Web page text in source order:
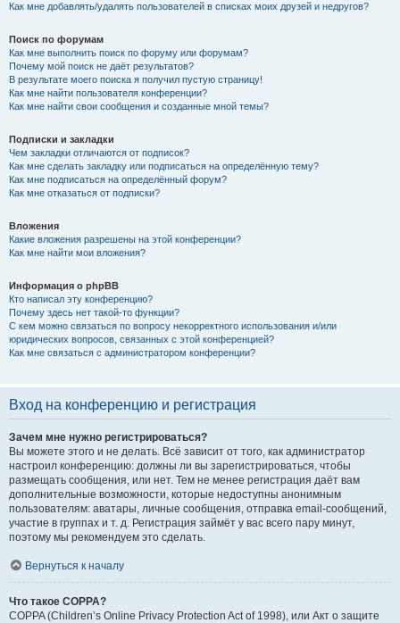
Как мне добавлять/удалять пользователей в списках моих друзей и недругов?
Поиск по форумам
Как мне выполнить поиск по форуму или форумам?
Почему мой поиск не даёт результатов?
В результате моего поиска я получил пустую страницу!
Как мне найти пользователя конференции?
Как мне найти свои сообщения и созданные мной темы?
Подписки и закладки
Чем закладки отличаются от подписок?
Как мне сделать закладку или подписаться на определённую тему?
Как мне подписаться на определённый форум?
Как мне отказаться от подписки?
Вложения
Какие вложения разрешены на этой конференции?
Как мне найти мои вложения?
Информация о phpBB
Кто написал эту конференцию?
Почему здесь нет такой-то функции?
С кем можно связаться по вопросу некорректного использования и/или
юридических вопросов, связанных с этой конференцией?
Как мне связаться с администратором конференции?
Вход на конференцию и регистрация
Зачем мне нужно регистрироваться?
Вы можете этого и не делать. Всё зависит от того, как администратор
настроил конференцию: должны ли вы зарегистрироваться, чтобы
размещать сообщения, или нет. Тем не менее регистрация даёт вам
дополнительные возможности, которые недоступны анонимным
пользователям: аватары, личные сообщения, отправка email-сообщений,
участие в группах и т. д. Регистрация займёт у вас всего пару минут,
поэтому мы рекомендуем это сделать.
Вернуться к началу
Что такое COPPA?
COPPA (Children’s Online Privacy Protection Act of 1998), или Акт о защите